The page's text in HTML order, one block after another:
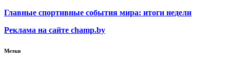
Главные спортивные события мира: итоги недели
Реклама на сайте champ.by
Метки